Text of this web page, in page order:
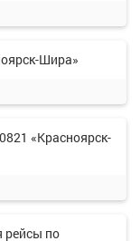
Шира»
«Красноярск-
рейсы по